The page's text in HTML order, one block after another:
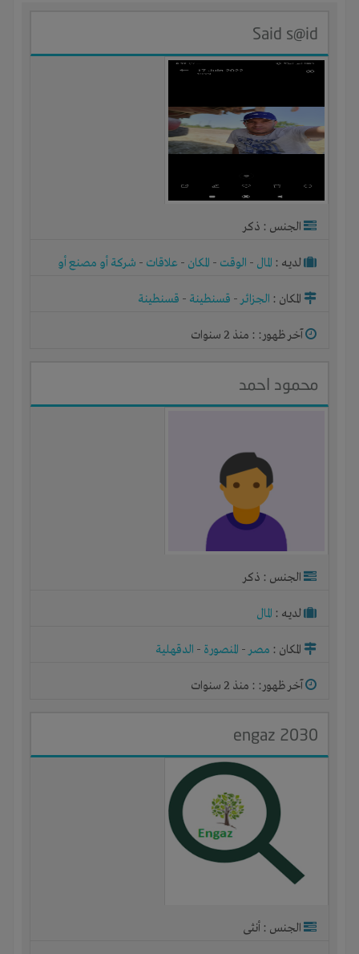
Said s@id
الجنس : ذكر
لديـه : المال - الوقت - المكان - علاقات - شركة أو مصنع أو
المكان : الجزائر- قسنطينة - قسنطينة
آخر ظهور: : منذ 2 سنوات
محمود احمد
الجنس : ذكر
لديـه : المال
المكان : مصر- المنصورة - الدقهلية
آخر ظهور: : منذ 2 سنوات
engaz 2030
الجنس : أنثى